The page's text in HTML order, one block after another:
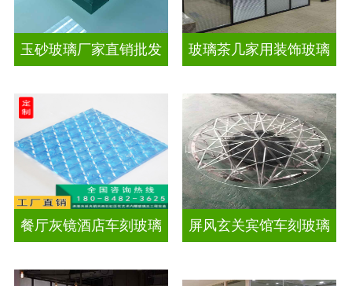
玉砂玻璃厂家直销批发 玻璃茶几家用装饰玻璃
餐厅灰镜酒店车刻玻璃 屏风玄关宾馆车刻玻璃